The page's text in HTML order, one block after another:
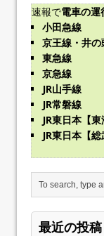
速報で電車の運
小田急線
京王線・井の
東急線
京急線
JR山手線
JR常磐線
JR東日本【東
JR東日本【総
最近の投稿